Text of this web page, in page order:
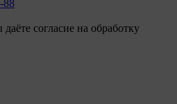
88
согласие на обработку